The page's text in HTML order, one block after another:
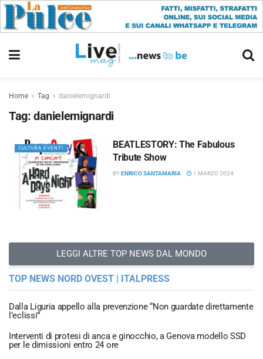
Home Tag danielemignardi
Tag: danielemignardi
CULTURA EVENTI
BEATLESTORY: The Fabulous
Tribute Show
BYENRICO SANTAMARIA 1 MARZO 2024
LEGGI ALTRE TOP NEWS DAL MONDO
TOP NEWS NORD OVEST | ITALPRESS
Dalla Liguria appello alla prevenzione “Non guardate direttamente
l’eclissi”
Interventi di protesi di anca e ginocchio, a Genova modello SSD
per le dimissioni entro 24 ore